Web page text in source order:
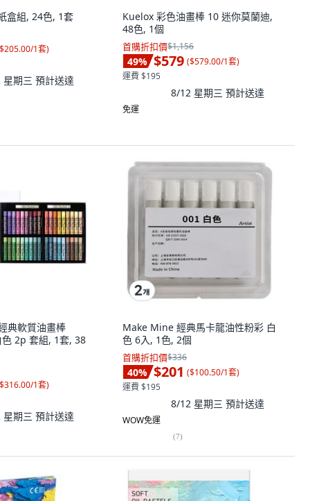
盒組, 24色, 1套
$205.00/1套)
期三 預計送達
Kuelox 彩色油畫棒 10 迷你莫蘭迪,
48色, 1個
首購折扣價$1,156
49% $579 ($579.00/1套)
運費 $195
8/12 星期三 預計送達
免運
典軟質油畫棒
2p 套組, 1套, 38
$316.00/1套)
期三 預計送達
Make Mine 經典馬卡龍油性粉彩 白
色 6入, 1色, 2個
首購折扣價$336
40% $201 ($100.50/1套)
運費 $195
8/12 星期三 預計送達
WOW免運
(7)